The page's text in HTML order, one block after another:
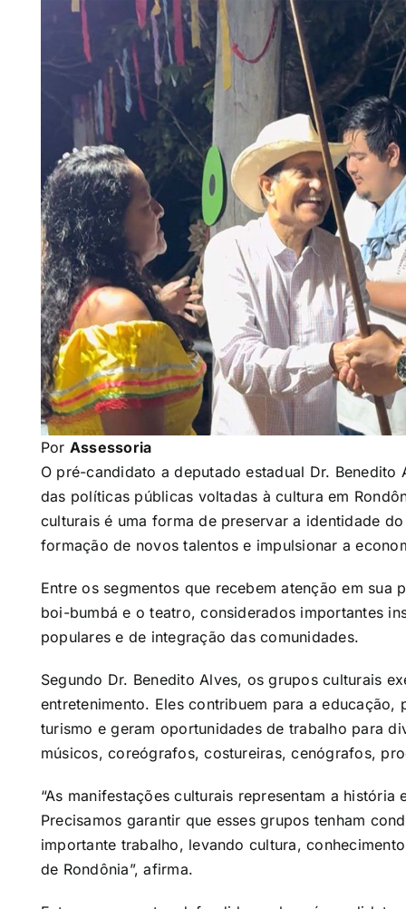
Por Assessoria
O pré-candidato a deputado estadual Dr.
das políticas públicas voltadas à cultura em
culturais é uma forma de preservar a identidade
formação de novos talentos e impulsionar a
Entre os segmentos que recebem atenção em sua
boi-bumbá e o teatro, considerados importantes
populares e de integração das comunidades.
Segundo Dr. Benedito Alves, os grupos culturais
entretenimento. Eles contribuem para a
turismo e geram oportunidades de trabalho para
músicos, coreógrafos, costureiras, cenógrafos,
“As manifestações culturais representam a
Precisamos garantir que esses grupos tenham
importante trabalho, levando cultura,
de Rondônia”, afirma.